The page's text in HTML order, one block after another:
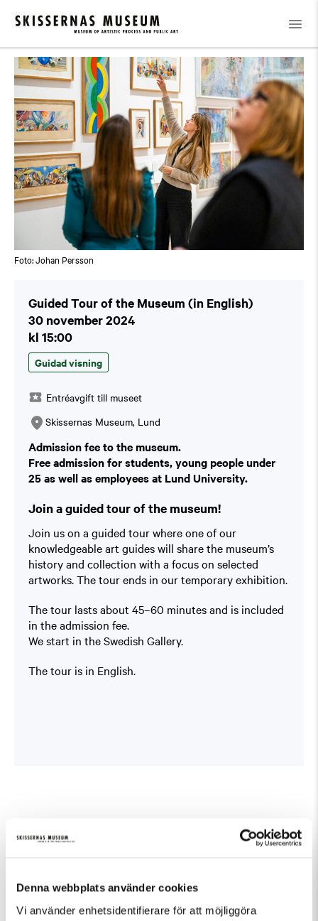
Denna webbplats använder cookies
Vi använder enhetsidentifierare för att möjliggöra
Kalender / Guided Tour of the Museum (in English)
Foto: Johan Persson
Guided Tour of the Museum (in English)
30 november 2024
kl 15:00
Guidad visning
Entréavgift till museet
Skissernas Museum, Lund
Admission fee to the museum.
Free admission for students, young people under
25 as well as employees at Lund University.
Join a guided tour of the museum!
Join us on a guided tour where one of our
knowledgeable art guides will share the museum’s
history and collection with a focus on selected
artworks. The tour ends in our temporary exhibition.
The tour lasts about 45–60 minutes and is included
in the admission fee.
We start in the Swedish Gallery.
The tour is in English.
Fler evenemang som passar Guidad visning